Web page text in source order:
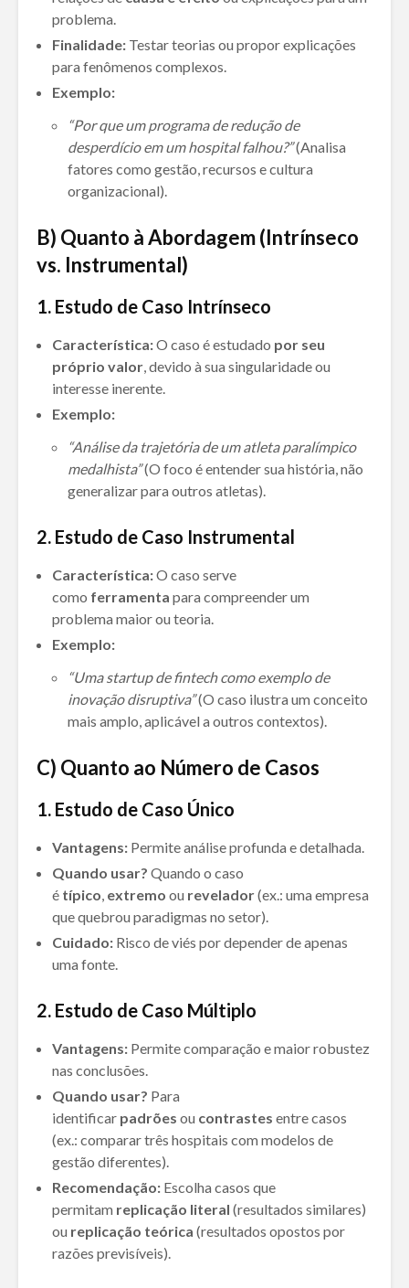
problema.
Finalidade: Testar teorias ou propor explicações
para fenômenos complexos.
Exemplo:
“Por que um programa de redução de
desperdício em um hospital falhou?”(Analisa
fatores como gestão, recursos e cultura
organizacional).
B) Quanto à Abordagem (Intrínseco
vs. Instrumental)
1. Estudo de Caso Intrínseco
Característica:O caso é estudado por seu
próprio valor, devido à sua singularidade ou
interesse inerente.
Exemplo:
“Análise da trajetória de um atleta paralímpico
medalhista”(O foco é entender sua história, não
generalizar para outros atletas).
2. Estudo de Caso Instrumental
Característica:O caso serve
como ferramenta para compreender um
problema maior ou teoria.
Exemplo:
“Uma startup de fintech como exemplo de
inovação disruptiva”(O caso ilustra um conceito
mais amplo, aplicável a outros contextos).
C) Quanto ao Número de Casos
1. Estudo de Caso Único
Vantagens: Permite análise profunda e detalhada.
Quando usar? Quando o caso
é típico, extremo ou revelador(ex.: uma empresa
que quebrou paradigmas no setor).
Cuidado: Risco de viés por depender de apenas
uma fonte.
2. Estudo de Caso Múltiplo
Vantagens: Permite comparação e maior robustez
nas conclusões.
Quando usar? Para
identificar padrões ou contrastes entre casos
(ex.: comparar três hospitais com modelos de
gestão diferentes).
Recomendação: Escolha casos que
permitam replicação literal (resultados similares)
ou replicação teórica (resultados opostos por
razões previsíveis).